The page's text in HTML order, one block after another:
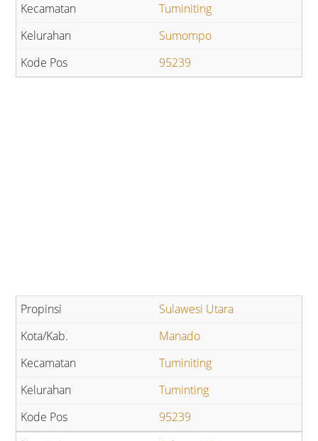
Tuminiting
Sumompo
95239
Sulawesi Utara
Manado
Tuminiting
Tuminting
95239